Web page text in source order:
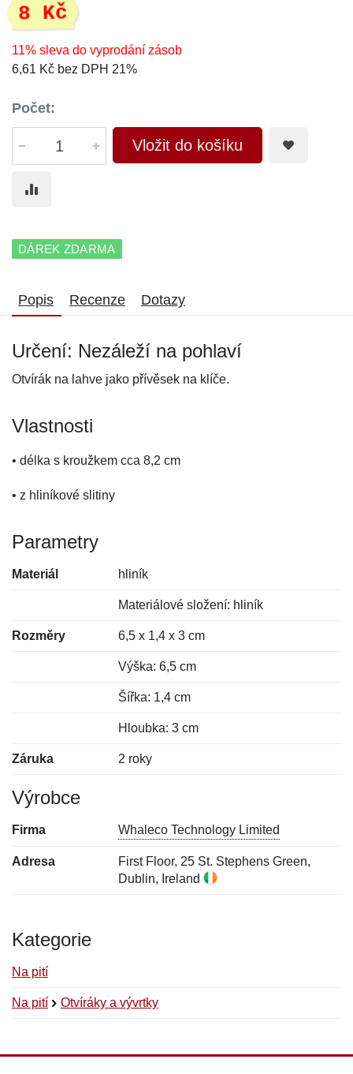
8 Kč
11% sleva do vyprodání zásob
6,61 Kč bez DPH 21%
Počet:
Vložit do košíku
DÁREK ZDARMA
Popis Recenze Dotazy
Určení: Nezáleží na pohlaví
Otvírák na lahve jako přívěsek na klíče.
Vlastnosti
• délka s kroužkem cca 8,2 cm
• z hliníkové slitiny
Parametry
Materiál hliník
Materiálové složení: hliník
Rozměry 6,5 x 1,4 x 3 cm
Výška: 6,5 cm
Šířka: 1,4 cm
Hloubka: 3 cm
Záruka 2 roky
Výrobce
Firma Whaleco Technology Limited
Adresa
First Floor, 25 St. Stephens Green,
Dublin, Ireland
Kategorie
Na pití
Na pití Otvíráky a vývrtky